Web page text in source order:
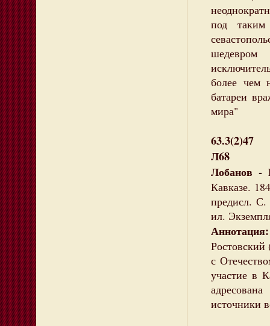
под таким
более чем
батареи
мира"
63.3(2)47
Л68
Лобанов -
Кавказе.
предисл.
ил.
Ростовский
с
участие в
источники